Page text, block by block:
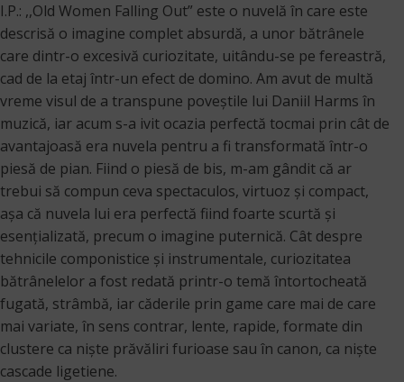
I.P.: ,,Old Women Falling Out” este o nuvelă în care este
descrisă o imagine complet absurdă, a unor bătrânele
care dintr-o excesivă curiozitate, uitându-se pe fereastră,
cad de la etaj într-un efect de domino. Am avut de multă
vreme visul de a transpune poveștile lui Daniil Harms în
muzică, iar acum s-a ivit ocazia perfectă tocmai prin cât de
avantajoasă era nuvela pentru a fi transformată într-o
piesă de pian. Fiind o piesă de bis, m-am gândit că ar
trebui să compun ceva spectaculos, virtuoz și compact,
așa că nuvela lui era perfectă fiind foarte scurtă și
esențializată, precum o imagine puternică. Cât despre
tehnicile componistice și instrumentale, curiozitatea
bătrânelelor a fost redată printr-o temă întortocheată
fugată, strâmbă, iar căderile prin game care mai de care
mai variate, în sens contrar, lente, rapide, formate din
clustere ca niște prăvăliri furioase sau în canon, ca niște
cascade ligetiene.